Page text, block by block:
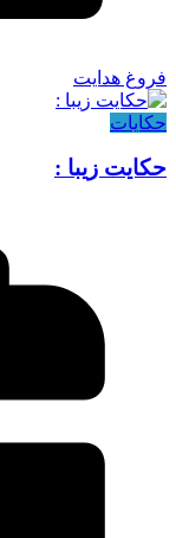
فروغ هدایت
حکایات
حکایت زیبا :